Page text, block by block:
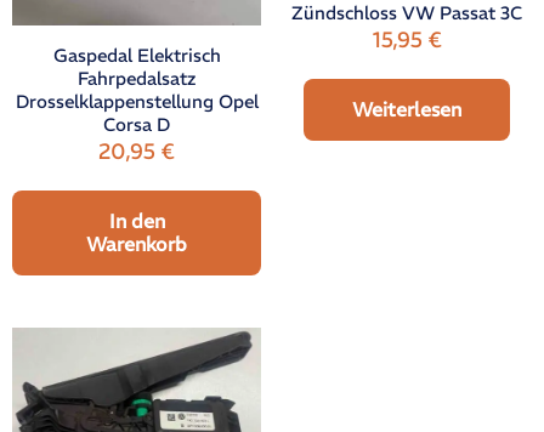
Gaspedal Elektrisch
Fahrpedalsatz
Drosselklappenstellung Opel
Corsa D
20,95€
In den
Warenkorb
Zündschloss VW Passat 3C
15,95 €
Weiterlesen